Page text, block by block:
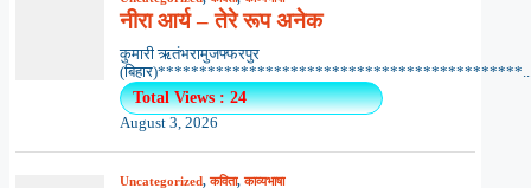
नीरा आर्य – तेरे रूप अनेक
कुमारी ऋतंभरामुजफ्फरपुर
Total Views : 24
August 3, 2026
Uncategorized,कविता,काव्यभाषा